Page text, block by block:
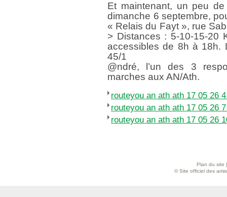
Et maintenant, un peu de
dimanche 6 septembre,
« Relais du Fayt », rue
> Distances : 5-10-15-20
accessibles de 8h à 18h.
45/1
@ndré, l’un des 3
marches aux AN/Ath.
routeyou an ath ath 17 05 26
routeyou an ath ath 17 05 26
routeyou an ath ath 17 05 26
Plan du site
© Site officiel des